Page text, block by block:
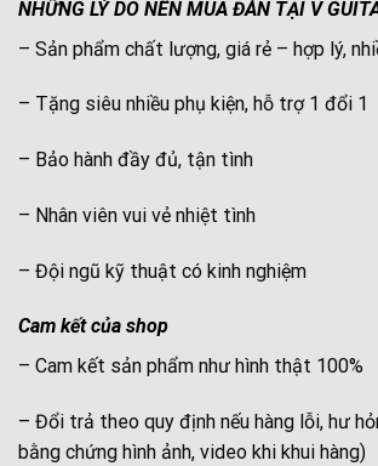
NHỮNG LÝ DO NÊN MUA ĐÀN TẠI V
– Sản phẩm chất lượng, giá rẻ – hợp lý,
– Tặng siêu nhiều phụ kiện, hỗ trợ 1 đổi 1
– Bảo hành đầy đủ, tận tình
– Nhân viên vui vẻ nhiệt tình
– Đội ngũ kỹ thuật có kinh nghiệm
Cam kết của shop
– Cam kết sản phẩm như hình thật 100%
– Đổi trả theo quy định nếu hàng lỗi, hư
bằng chứng hình ảnh, video khi khui hàng)